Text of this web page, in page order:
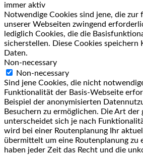
immer aktiv
Notwendige Cookies sind jene, die zur
unserer Webseiten zwingend
lediglich Cookies, die die
sicherstellen. Diese Cookies speichern
Daten.
Non-necessary
Non-necessary
Sind jene Cookies, die nicht
Funktionalität der Basis-Webseite
Beispiel der anonymisierten
Besuchern zu ermöglichen. Die Art der
unterscheidet sich je nach
wird bei einer Routenplanung Ihr
übermittelt um eine Routenplanung zu
haben jeder Zeit das Recht und die